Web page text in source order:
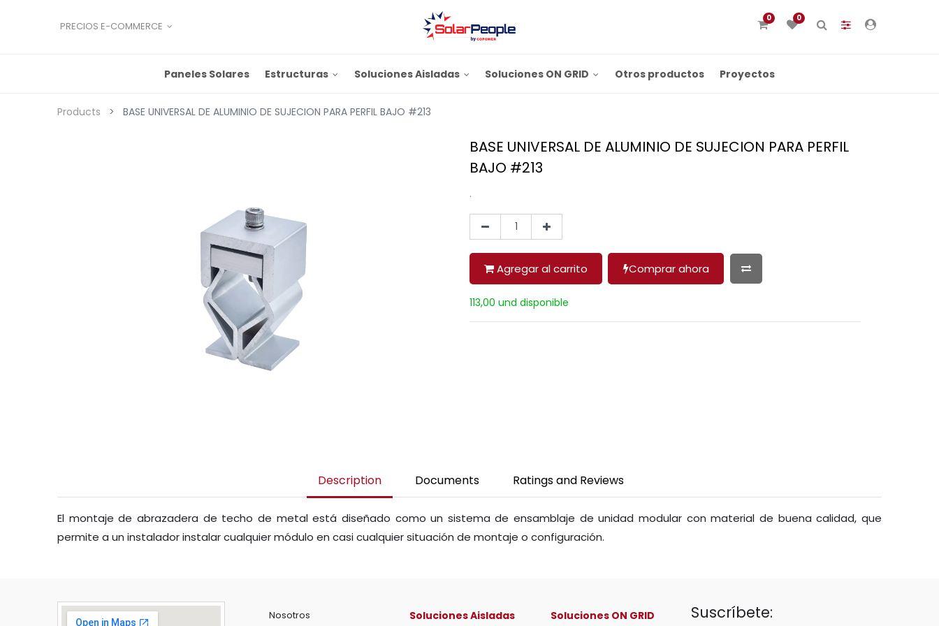
PRECIOS E-COMMERCE
0 0
Paneles Solares Estructuras Soluciones Aisladas Soluciones ON GRID Otros productos Proyectos
Products BASE UNIVERSAL DE ALUMINIO DE SUJECION PARA PERFIL BAJO #213
BASE UNIVERSAL DE ALUMINIO DE SUJECION PARA PERFIL
BAJO #213
.
Agregar al carrito Comprar ahora
113,00 und disponible
Description Documents Ratings and Reviews
El montaje de abrazadera de techo de metal está diseñado como un sistema de ensamblaje de unidad modular con material de buena calidad, que
permite a un instalador instalar cualquier módulo en casi cualquier situación de montaje o configuración.
Nosotros Soluciones Aisladas Soluciones ON GRID Suscríbete: